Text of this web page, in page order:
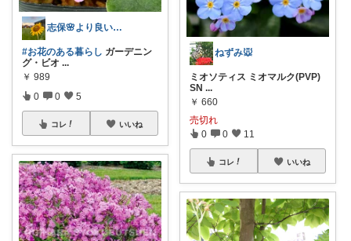
志保🌸より良い生活を！鳥取発〜👋
#お花のある暮らし ガーデニン
グ・ビオ ...
￥ 989
0 0 5
コレ いいね
ねずみ🐭
ミオソティス ミオマルク(PVP)
SN ...
￥ 660
売切れ
0 0 11
コレ いいね